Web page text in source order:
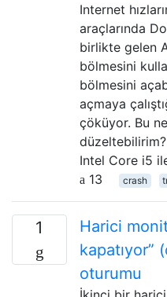
Internet
araçlarında
birlikte gelen
bölmesini
bölmesini
açmaya
çöküyor. Bu
düzeltebilirim?
Intel Core i5
13
crash
1
Harici
kapatıyor”
oturumu